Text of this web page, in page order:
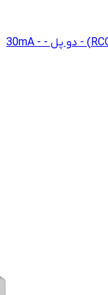
ID - M9 - کلید حفاظت جریان باقیمانده (RCCB) - دو پل - 30mA -